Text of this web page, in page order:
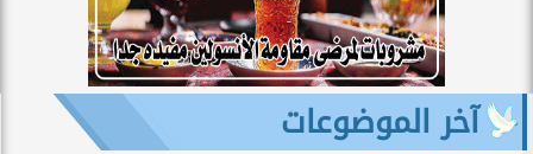
آخر الموضوعات